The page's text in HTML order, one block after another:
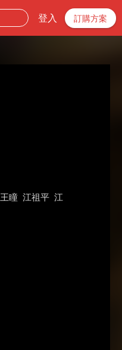
登入 訂購方案
王瞳 江祖平 江